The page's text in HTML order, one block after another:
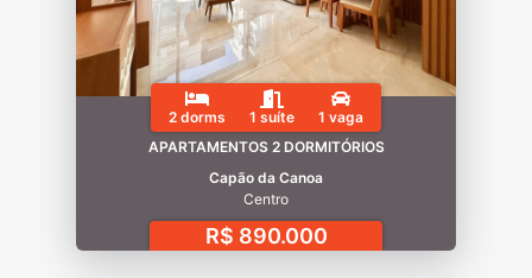
2 dorms 1 suíte
1 vaga
APARTAMENTOS 2 DORMITÓRIOS
Capão da Canoa
Centro
R$ 890.000